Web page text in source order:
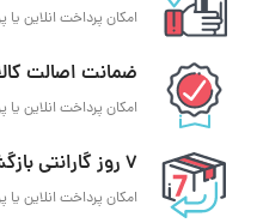
امکان پرداخت انلاین
ضمانت اصالت
امکان پرداخت انلاین
7 روز گارانتی بازگشت وجه
امکان پرداخت انلاین